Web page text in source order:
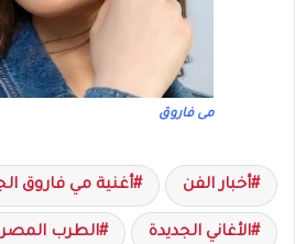
مى فاروق
أخبار الفن أغنية مي فاروق
الأغاني الجديدة الطرب